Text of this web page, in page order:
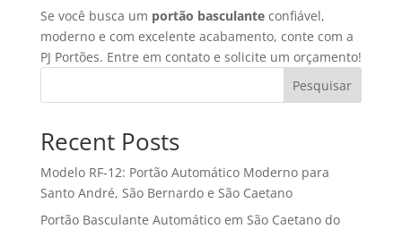
Se você busca um portão basculanteconfiável,
moderno e com excelente acabamento, conte com a
PJ Portões. Entre em contato e solicite um orçamento!
Pesquisar
Recent Posts
Modelo RF-12: Portão Automático Moderno para
Santo André, São Bernardo e São Caetano
Portão Basculante Automático em São Caetano do